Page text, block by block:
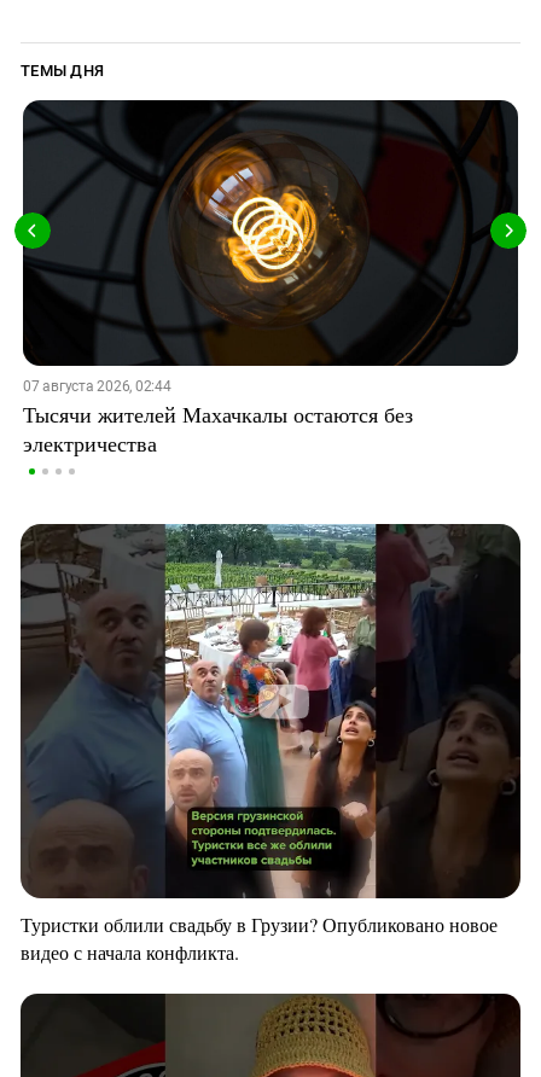
ТЕМЫ ДНЯ
07 августа 2026, 02:44
Тысячи жителей Махачкалы остаются без
электричества
Туристки облили свадьбу в Грузии? Опубликовано новое
видео с начала конфликта.